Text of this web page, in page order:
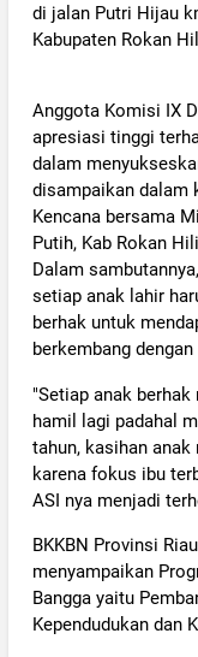
di jalan Putri Hijau
Kabupaten Rokan
Anggota Komisi IX
apresiasi tinggi
dalam
disampaikan dalam
Kencana bersama
Putih, Kab Rokan
Dalam
setiap anak lahir
berhak untuk
berkembang dengan
"Setiap anak
hamil lagi padahal
tahun, kasihan anak
karena fokus ibu
ASI nya menjadi
BKKBN Provinsi
menyampaikan
Bangga yaitu
Kependudukan dan